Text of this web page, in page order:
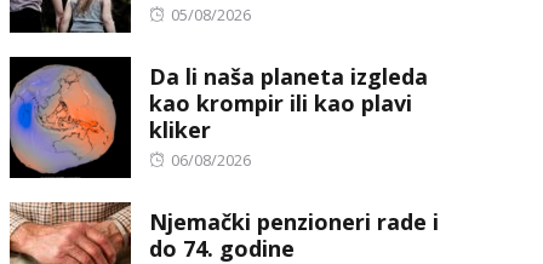
Posted
05/08/2026
Da li naša planeta izgleda
kao krompir ili kao plavi
kliker
Posted
06/08/2026
Njemački penzioneri rade i
do 74. godine